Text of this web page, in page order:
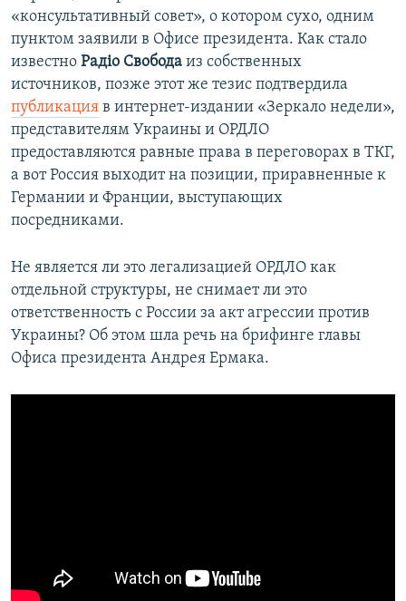
«консультативный совет», о котором сухо, одним
пунктом заявили в Офисе президента. Как стало
известно Радіо Свобода из собственных
источников, позже этот же тезис подтвердила
публикация в интернет-издании «Зеркало недели»,
представителям Украины и ОРДЛО
предоставляются равные права в переговорах в ТКГ,
а вот Россия выходит на позиции, приравненные к
Германии и Франции, выступающих
посредниками.
Не является ли это легализацией ОРДЛО как
отдельной структуры, не снимает ли это
ответственность с России за акт агрессии против
Украины? Об этом шла речь на брифинге главы
Офиса президента Андрея Ермака.